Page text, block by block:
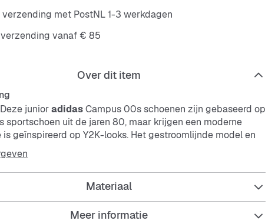
verzending met PostNL 1-3 werkdagen
verzending vanaf € 85
Over dit item
junioradidasCampus 00s schoenen zijn gebaseerd op
sportschoen uit de jaren 80, maar krijgen een moderne
is geïnspireerd op Y2K-looks. Het gestroomlijnde model en
materialen houden het design fris. Combineer ze met
jeans en je bent klaar om te gaan.
Materiaal
Meer informatie